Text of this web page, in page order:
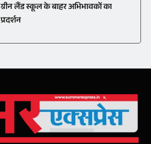
ग्रीन लैंड स्कूल के बाहर अभिभावकों का
प्रदर्शन